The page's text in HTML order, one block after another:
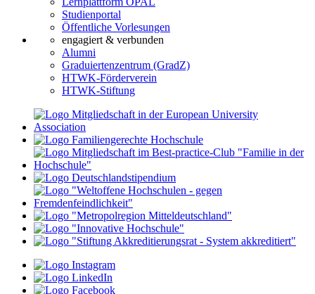
Studienportal
Öffentliche Vorlesungen
engagiert & verbunden
Alumni
Graduiertenzentrum (GradZ)
HTWK-Förderverein
HTWK-Stiftung